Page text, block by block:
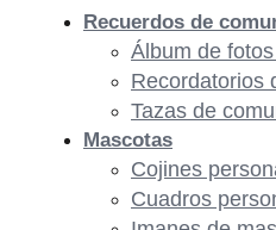
Recuerdos de
Álbum de
Recordatorios
Tazas de
Mascotas
Cojines
Cuadros